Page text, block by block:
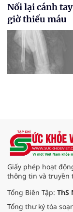
Nối lại cánh
giờ thiếu máu
Giấy phép hoạt
thông tin và truyền
Tổng Biên Tập: ThS
Tổng thư ký tòa